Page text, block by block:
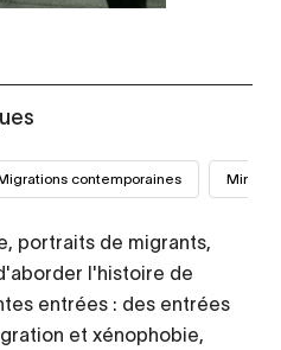
contemporaines Mini-
portraits de migrants,
l'histoire de
entrées : des entrées
et xénophobie,